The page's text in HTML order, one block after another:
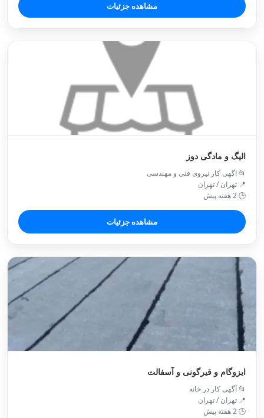
مشاهده جزئیات
الیگ و مادگی دوز
📂 اگهی کار نیروی فنی و مهندسی
📍 تهران / تهران
🕒 2 هفته پیش
مشاهده جزئیات
ایزوگام و قیرگونی و آسفالت
📂 آگهی کار در خانه
📍 تهران / تهران
🕒 2 هفته پیش